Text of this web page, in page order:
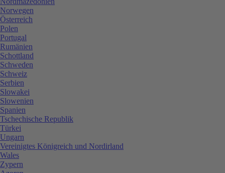
Norwegen
Österreich
Polen
Portugal
Rumänien
Schottland
Schweden
Schweiz
Serbien
Slowakei
Slowenien
Spanien
Tschechische Republik
Türkei
Ungarn
Vereinigtes Königreich und Nordirland
Wales
Zypern